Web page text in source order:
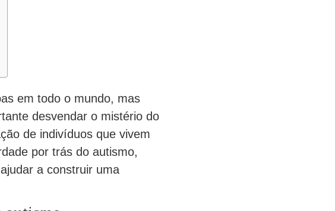
em todo o mundo, mas
desvendar o mistério do
de indivíduos que vivem
por trás do autismo,
a construir uma